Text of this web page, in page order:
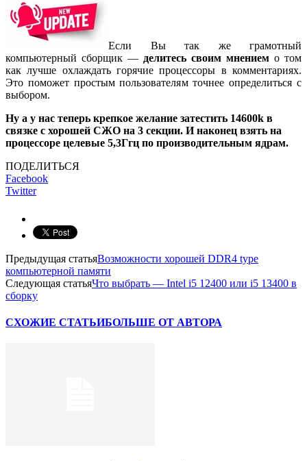
Если Вы так же грамотный
компьютерный сборщик — делитесь своим мнением о том
как лучше охлаждать горячие процессоры в комментариях.
Это поможет простым пользователям точнее определиться с
выбором.
Ну а у нас теперь крепкое желание затестить 14600k в
связке с хорошей СЖО на 3 секции. И наконец взять на
процессоре целевые 5,3Ггц по производительным ядрам.
ПОДЕЛИТЬСЯ
Facebook
Twitter
Предыдущая статьяВозможности хорошей DDR4 type
компьютерной памяти
Следующая статьяЧто выбрать — Intel i5 12400 или i5 13400 в
сборку
СХОЖИЕ СТАТЬИБОЛЬШЕ ОТ АВТОРА